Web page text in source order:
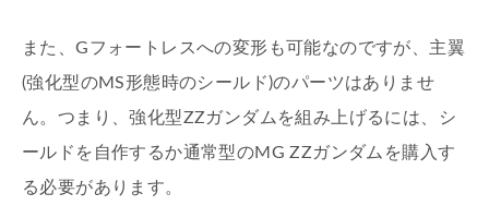
また、Gフォートレスへの変形も可能なのですが、主翼
(強化型のMS形態時のシールド)のパーツはありませ
ん。つまり、強化型ZZガンダムを組み上げるには、シ
ールドを自作するか通常型のMG ZZガンダムを購入す
る必要があります。